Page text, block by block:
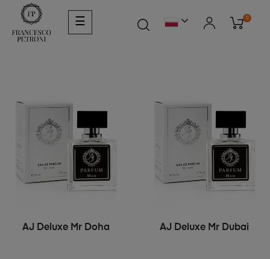
☰ 0
AJ Deluxe Mr Doha AJ Deluxe Mr Dubai